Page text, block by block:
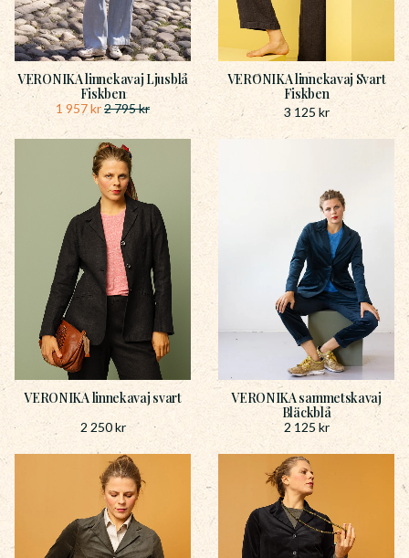
VERONIKA linnekavaj Ljusblå
Fiskben
1 957kr2 795kr
VERONIKA linnekavaj Svart
Fiskben
3 125 kr
VERONIKA linnekavaj svart
2 250kr
VERONIKA sammetskavaj
Bläckblå
2 125kr